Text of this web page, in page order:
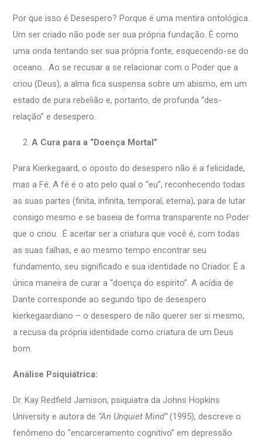
Por que isso é Desespero? Porque é uma mentira ontológica.
Um ser criado não pode ser sua própria fundação. É como
uma onda tentando ser sua própria fonte, esquecendo-se do
oceano. Ao se recusar a se relacionar com o Poder que a
criou (Deus), a alma fica suspensa sobre um abismo, em um
estado de pura rebelião e, portanto, de profunda “des-
relação” e desespero.
A Cura para a “Doença Mortal”
Para Kierkegaard, o oposto do desespero não é a felicidade,
mas a Fé. A fé é o ato pelo qual o “eu”, reconhecendo todas
as suas partes (finita, infinita, temporal, eterna), para de lutar
consigo mesmo e se baseia de forma transparente no Poder
que o criou. É aceitar ser a criatura que você é, com todas
as suas falhas, e ao mesmo tempo encontrar seu
fundamento, seu significado e sua identidade no Criador. É a
única maneira de curar a “doença do espírito”. A acídia de
Dante corresponde ao segundo tipo de desespero
kierkegaardiano – o desespero de não querer ser si mesmo,
a recusa da própria identidade como criatura de um Deus
bom.
Análise Psiquiátrica:
Dr. Kay Redfield Jamison, psiquiatra da Johns Hopkins
University e autora de “An Unquiet Mind”(1995), descreve o
fenômeno do “encarceramento cognitivo” em depressão